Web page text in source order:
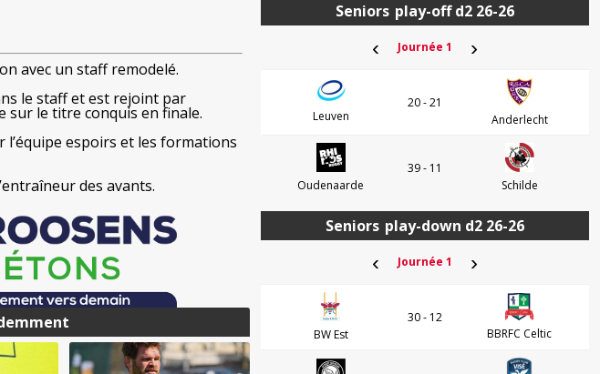
avec un staff remodelé.
le staff et est rejoint par
sur le titre conquis en finale.
l’équipe espoirs et les formations
des avants.
Seniors play-off d2 26-26
‹ Journée 1 ›
Leuven
20 - 21
Anderlecht
Oudenaarde
39 - 11
Schilde
Seniors play-down d2 26-26
‹ Journée 1 ›
BW Est
30 - 12
BBRFC Celtic